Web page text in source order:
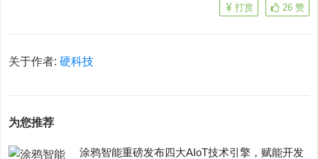
26 赞
打赏
关于作者:硬科技
为您推荐
涂鸦智能重磅发布四大AIoT技术引擎，赋能开发